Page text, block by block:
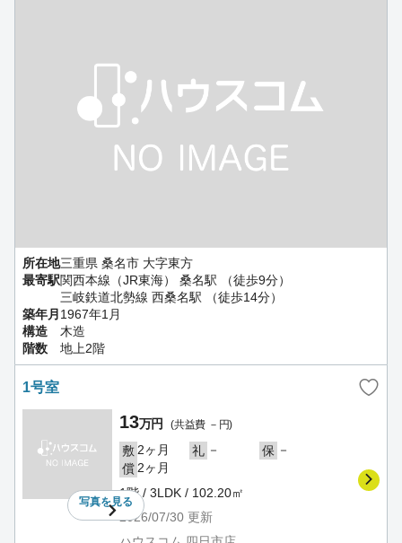
所在地三重県 桑名市 大字東方
最寄駅関西本線（JR東海） 桑名駅 （徒歩9分）
三岐鉄道北勢線 西桑名駅 （徒歩14分）
築年月 1967年1月
構造
木造
階数
地上2階
1号室
写真を見る
13万円 (共益費 －円)
敷 2ヶ月 礼 － 保 －
償 2ヶ月
1階 / 3LDK / 102.20㎡
2026/07/30 更新